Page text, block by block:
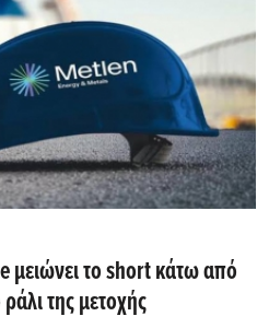
μειώνει το short κάτω από
της μετοχής